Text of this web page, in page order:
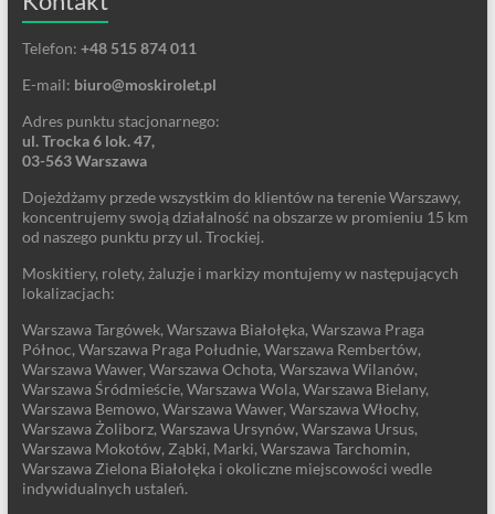
Telefon: +48 515 874 011
E-mail: biuro@moskirolet.pl
Adres punktu stacjonarnego:
ul. Trocka 6 lok. 47,
03-563 Warszawa
Dojeżdżamy przede wszystkim do klientów na terenie Warszawy,
koncentrujemy swoją działalność na obszarze w promieniu 15 km
od naszego punktu przy ul. Trockiej.
Moskitiery, rolety, żaluzje i markizy montujemy w następujących
lokalizacjach:
Warszawa Targówek, Warszawa Białołęka, Warszawa Praga
Północ, Warszawa Praga Południe, Warszawa Rembertów,
Warszawa Wawer, Warszawa Ochota, Warszawa Wilanów,
Warszawa Śródmieście, Warszawa Wola, Warszawa Bielany,
Warszawa Bemowo, Warszawa Wawer, Warszawa Włochy,
Warszawa Żoliborz, Warszawa Ursynów, Warszawa Ursus,
Warszawa Mokotów, Ząbki, Marki, Warszawa Tarchomin,
Warszawa Zielona Białołęka i okoliczne miejscowości wedle
indywidualnych ustaleń.